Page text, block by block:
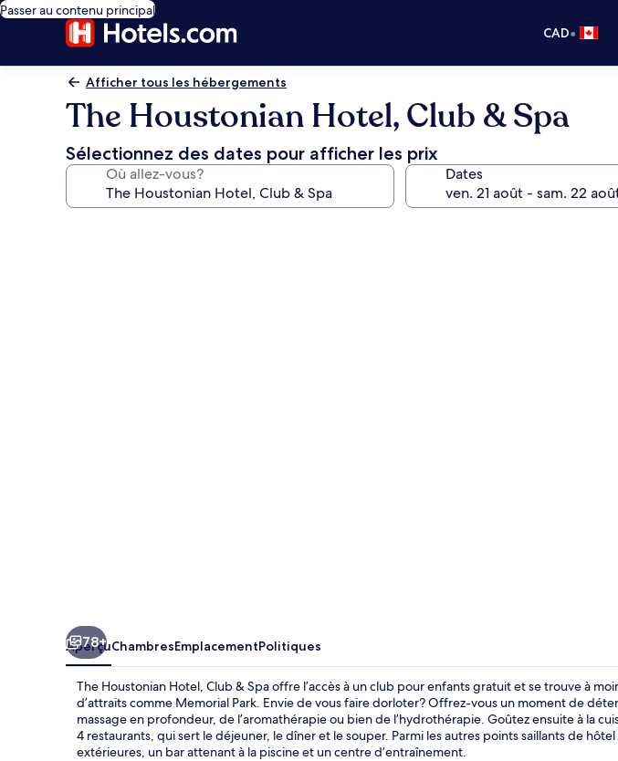
Passer au contenu principal
CAD•
Afficher tous les hébergements
The Houstonian Hotel, Club & Spa
Sélectionnez des dates pour afficher les prix
Où allez-vous? Dates
78+
AperçuChambresEmplacementPolitiques
The Houstonian Hotel, Club & Spa offre l’accès à un club pour enfants gratuit et se trouve à
d’attraits comme Memorial Park. Envie de vous faire dorloter? Offrez-vous un moment de
massage en profondeur, de l’aromathérapie ou bien de l’hydrothérapie. Goûtez ensuite à la
4 restaurants, qui sert le déjeuner, le dîner et le souper. Parmi les autres points saillants de
extérieures, un bar attenant à la piscine et un centre d’entraînement.